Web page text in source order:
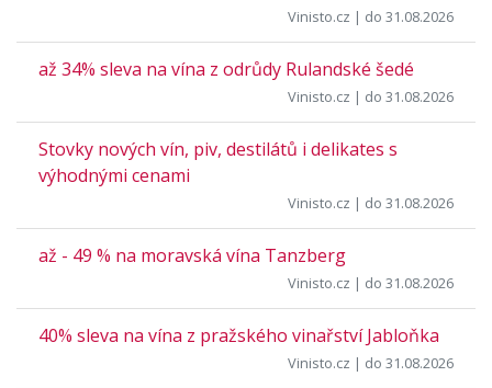
Vinisto.cz | do 31.08.2026
až 34% sleva na vína z odrůdy Rulandské šedé
Vinisto.cz | do 31.08.2026
Stovky nových vín, piv, destilátů i delikates s
výhodnými cenami
Vinisto.cz | do 31.08.2026
až - 49 % na moravská vína Tanzberg
Vinisto.cz | do 31.08.2026
40% sleva na vína z pražského vinařství Jabloňka
Vinisto.cz | do 31.08.2026